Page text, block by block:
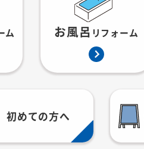
ム お風呂 リフォーム
初めての方へ